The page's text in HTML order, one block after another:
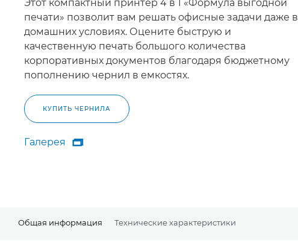
Этот компактный принтер 4 в 1 «Формула выгодной
печати» позволит вам решать офисные задачи даже в
домашних условиях. Оцените быструю и
качественную печать большого количества
корпоративных документов благодаря бюджетному
пополнению чернил в емкостях.
КУПИТЬ ЧЕРНИЛА
Галерея
Галерея

Общая информация Технические характеристики